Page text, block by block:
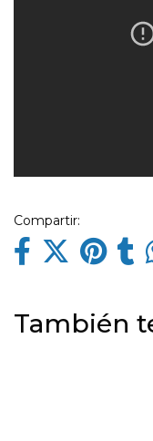
Compartir:
También